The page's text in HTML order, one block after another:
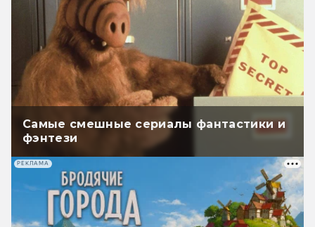
Самые смешные сериалы фантастики и
фэнтези
РЕКЛАМА